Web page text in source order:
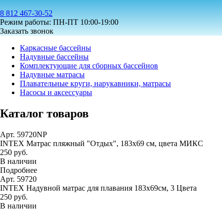
8 812 467-30-52
Режим работы: ПН-ПТ 10:00-19:00
Заказать звонок
Каркасные бассейны
Надувные бассейны
Комплектующие для сборных бассейнов
Надувные матрасы
Плавательные круги, нарукавники, матрасы
Насосы и аксессуары
Каталог товаров
Арт. 59720NP
INTEX Матрас пляжный "Отдых", 183х69 см, цвета МИКС
250 руб.
В наличии
Подробнее
Арт. 59720
INTEX Надувной матрас для плавания 183х69см, 3 Цвета
250 руб.
В наличии